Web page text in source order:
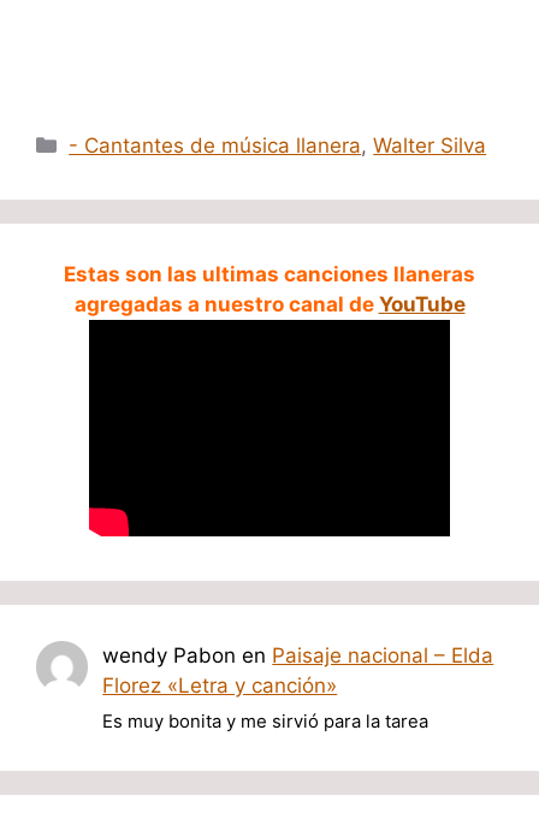
Categorías
- Cantantes de música llanera,Walter Silva
Estas son las ultimas canciones llaneras
agregadas a nuestro canal de YouTube
wendy Pabon en Paisaje nacional – Elda
Florez «Letra y canción»
Es muy bonita y me sirvió para la tarea